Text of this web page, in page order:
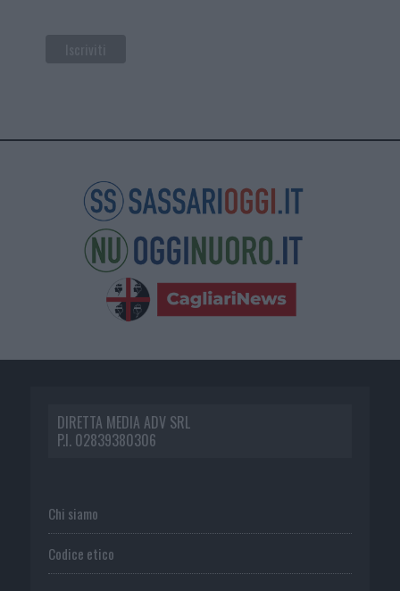
DIRETTA MEDIA ADV SRL
P.I. 02839380306
Chi siamo
Codice etico